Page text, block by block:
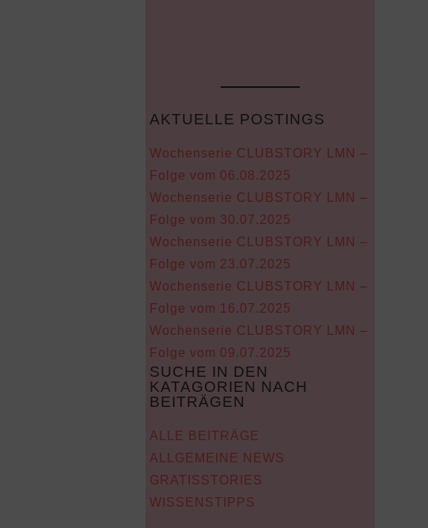
AKTUELLE POSTINGS
Wochenserie CLUBSTORY LMN –
Folge vom 06.08.2025
Wochenserie CLUBSTORY LMN –
Folge vom 30.07.2025
Wochenserie CLUBSTORY LMN –
Folge vom 23.07.2025
Wochenserie CLUBSTORY LMN –
Folge vom 16.07.2025
Wochenserie CLUBSTORY LMN –
Folge vom 09.07.2025
SUCHE IN DEN
KATAGORIEN NACH
BEITRÄGEN
ALLE BEITRÄGE
ALLGEMEINE NEWS
GRATISSTORIES
WISSENSTIPPS